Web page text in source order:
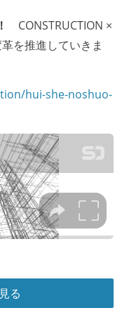
PC やディスプレ
項
CONSTRUCTION ×
を推進していきま
hui-she-noshuo-
る